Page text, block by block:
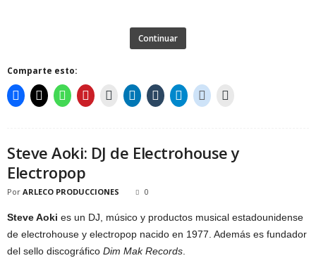
Continuar
Comparte esto:
Steve Aoki: DJ de Electrohouse y
Electropop
Por ARLECO PRODUCCIONES 0
Steve Aoki es un DJ, músico y productos musical estadounidense
de electrohouse y electropop nacido en 1977. Además es fundador
del sello discográfico Dim Mak Records.